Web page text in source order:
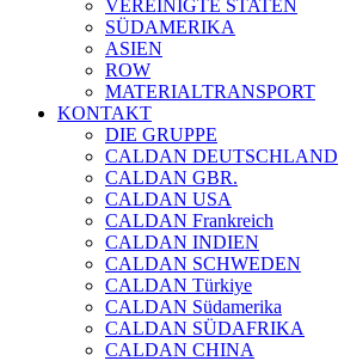
VEREINIGTE STATEN
SÜDAMERIKA
ASIEN
ROW
MATERIALTRANSPORT
KONTAKT
DIE GRUPPE
CALDAN DEUTSCHLAND
CALDAN GBR.
CALDAN USA
CALDAN Frankreich
CALDAN INDIEN
CALDAN SCHWEDEN
CALDAN Türkiye
CALDAN Südamerika
CALDAN SÜDAFRIKA
CALDAN CHINA